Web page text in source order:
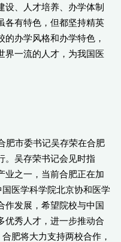
设、人才培养、办学体制
各有特色，但都坚持精英
办学风格和办学特色，
界一流的人才，为我国医
肥市委书记吴存荣在合肥
。吴存荣书记会见时指
业之一，当前合肥正在加
国医学科学院北京协和医学
作发展，希望院校与中国
优秀人才，进一步推动合
肥将大力支持两校合作，